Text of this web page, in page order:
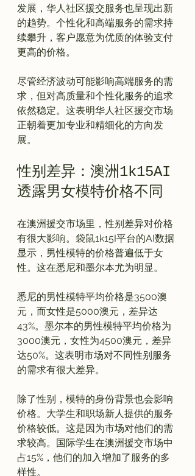
发展，华人社区援交服务也呈现出新
的趋势。个性化和高端服务的需求持
续攀升，客户愿意为优质的体验支付
更高的价格。
尽管经济波动可能影响高端服务的需
求，但对高质量和个性化服务的追求
依然稳定。这表明华人社区援交市场
正朝着更加专业和精细化的方向发
性别差异：澳洲1k15AI
透露男女模特价格不同
在澳洲援交市场里，性别差异对价格
有很大影响。袋鼠1k15I平台的AI数据
显示，男性模特的价格普遍低于女
性。这在悉尼和墨尔本尤为明显。
悉尼的男性模特平均价格是3500澳
元，而女性是5000澳元，差异达
43%。墨尔本的男性模特平均价格为
3000澳元，女性为4500澳元，差异
达50%。这表明市场对不同性别服务
的需求有很大差异。
除了性别，模特的身份背景也会影响
价格。大学生和职场新人提供的服务
价格较低。这是因为市场对他们的需
求较高。国际学生在澳洲援交市场中
占15%，他们的加入增加了服务的多
样性。